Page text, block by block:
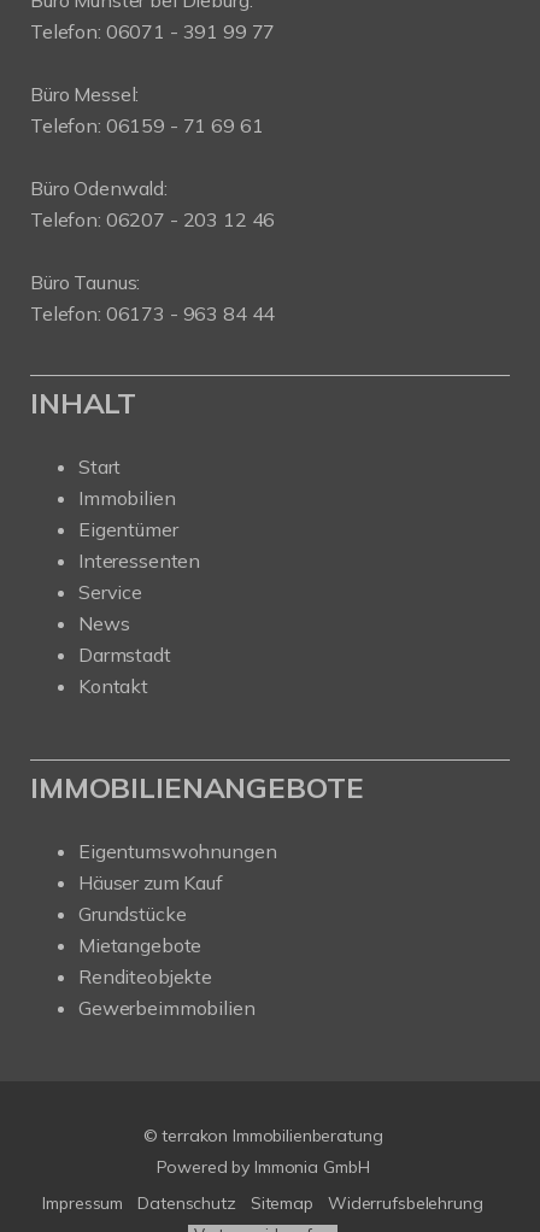
Telefon: 06071 - 391 99 77
Büro Messel:
Telefon: 06159 - 71 69 61
Büro Odenwald:
Telefon: 06207 - 203 12 46
Büro Taunus:
Telefon: 06173 - 963 84 44
INHALT
Start
Immobilien
Eigentümer
Interessenten
Service
News
Darmstadt
Kontakt
IMMOBILIENANGEBOTE
Eigentumswohnungen
Häuser zum Kauf
Grundstücke
Mietangebote
Renditeobjekte
Gewerbeimmobilien
© terrakon Immobilienberatung
Powered by Immonia GmbH
Impressum
Datenschutz Sitemap Widerrufsbelehrung